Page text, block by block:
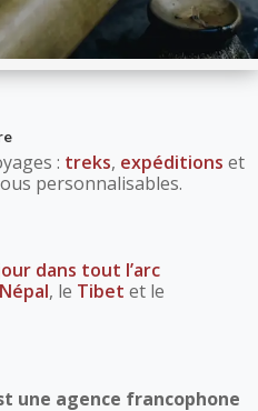
: treks, expéditions et
personnalisables.
dans tout l’arc
Népal, le Tibet et le
une agence francophone